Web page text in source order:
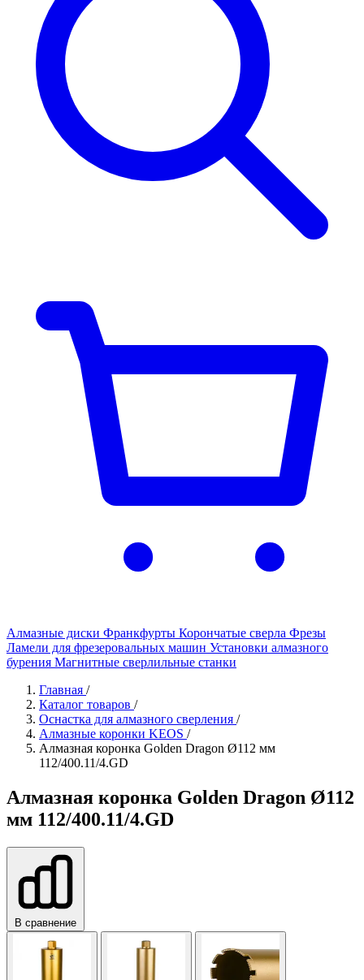
Алмазные диски Франкфурты Корончатые сверла Фрезы
Ламели для фрезеровальных машин Установки алмазного
бурения Магнитные сверлильные станки
Главная /
Каталог товаров /
Оснастка для алмазного сверления /
Алмазные коронки KEOS /
Алмазная коронка Golden Dragon Ø112 мм
112/400.11/4.GD
Алмазная коронка Golden Dragon Ø112
мм 112/400.11/4.GD
В сравнение